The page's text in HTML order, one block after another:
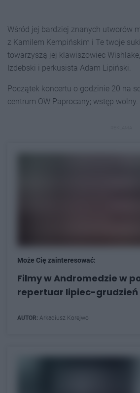
Wśród jej bardziej znanych utworów
z Kamilem Kempińskim i Te twoje
towarzyszą jej klawiszowiec
Izdebski i perkusista Adam Lipiński.
Początek koncertu o godzinie 20 na
centrum OW Paprocany; wstęp wolny.
Może Cię zainteresować:
Filmy w Andromedzie w
repertuar lipiec-grudzień
AUTOR: Arkadiusz Korejwo